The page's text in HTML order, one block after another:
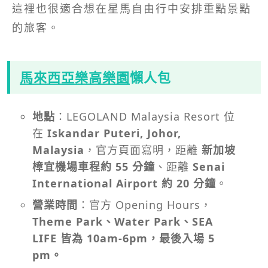
這裡也很適合想在星馬自由行中安排重點景點
的旅客。
馬來西亞樂高樂園懶人包
地點 ：LEGOLAND Malaysia Resort 位
在 Iskandar Puteri, Johor,
Malaysia ，官方頁面寫明，距離 新加坡
樟宜機場車程約 55 分鐘 、距離 Senai
International Airport 約 20 分鐘 。
營業時間 ：官方 Opening Hours，
Theme Park、Water Park、SEA
LIFE 皆為 10am-6pm，最後入場 5
pm。